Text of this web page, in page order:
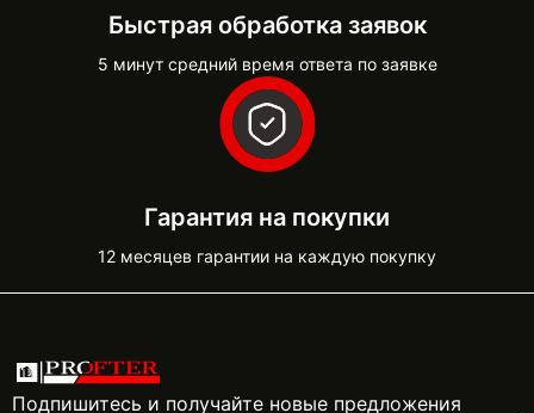
Быстрая обработка заявок
5 минут средний время ответа по заявке
Гарантия на покупки
12 месяцев гарантии на каждую покупку
Подпишитесь и получайте новые предложения